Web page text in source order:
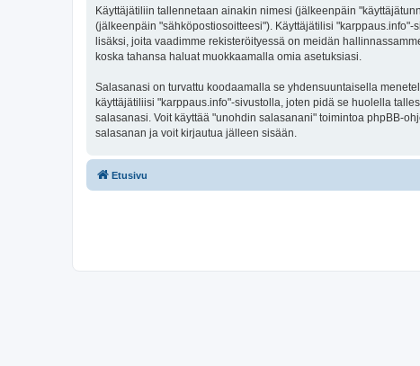
Käyttäjätiliin tallennetaan ainakin nimesi (jälkeenpäin
(jälkeenpäin "sähköpostiosoitteesi"). Käyttäjätilisi
lisäksi, joita vaadimme rekisteröityessä on meidän
koska tahansa haluat muokkaamalla omia asetuksiasi.
Salasanasi on turvattu koodaamalla se yhdensuuntaisella
käyttäjätiliisi "karppaus.info"-sivustolla, joten pidä se huolella
salasanasi. Voit käyttää "unohdin salasanani" toimintoa phpBB-
salasanan ja voit kirjautua jälleen sisään.
Etusivu